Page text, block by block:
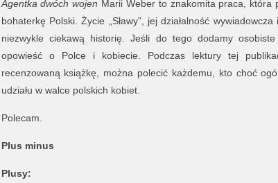
Agentka dwóch wojen Marii Weber to znakomita praca, która
bohaterkę Polski. Życie „Sławy”, jej działalność
niezwykle ciekawą historię. Jeśli do tego dodamy
opowieść o Polce i kobiecie. Podczas lektury tej
recenzowaną książkę, można polecić każdemu, kto choć
udziału w walce polskich kobiet.
Polecam.
Plus minus
Plusy: